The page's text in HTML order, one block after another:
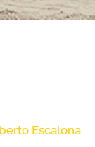
Escalona